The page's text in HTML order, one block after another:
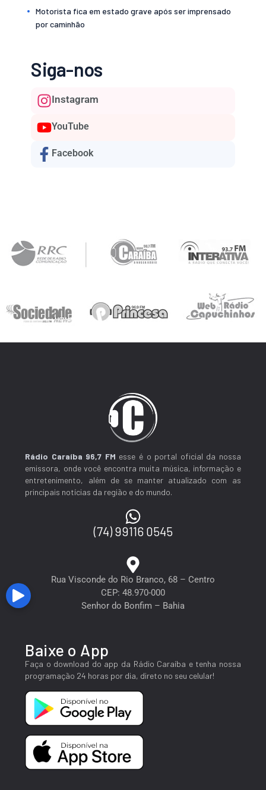
Motorista fica em estado grave após ser imprensado
por caminhão
Siga-nos
Instagram
YouTube
Facebook
Rádio Caraíba 96,7 FM esse é o portal oficial da nossa
emissora, onde você encontra muita música, informação e
entretenimento, além de se manter atualizado com as
principais notícias da região e do mundo.
(74) 99116 0545
Rua Visconde do Rio Branco, 68 – Centro
CEP: 48.970-000
Senhor do Bonfim – Bahia
Baixe o App
Faça o download do app da Rádio Caraíba e tenha nossa
programação 24 horas por dia, direto no seu celular!